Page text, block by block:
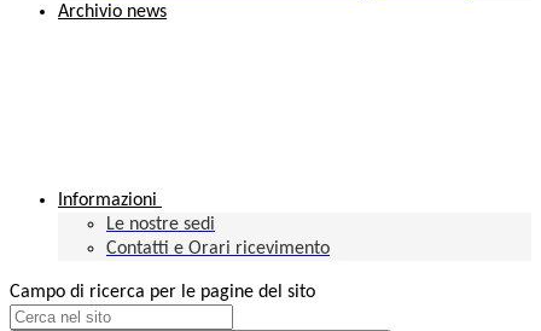
Archivio news
Informazioni
Le nostre sedi
Contatti e Orari ricevimento
Campo di ricerca per le pagine del sito